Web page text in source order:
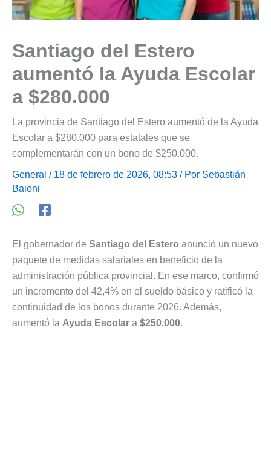
Santiago del Estero
aumentó la Ayuda Escolar
a $280.000
La provincia de Santiago del Estero aumentó de la Ayuda
Escolar a $280.000 para estatales que se
complementarán con un bono de $250.000.
General / 18 de febrero de 2026, 08:53 / Por Sebastián
Baioni
El gobernador de Santiago del Estero anunció un nuevo
paquete de medidas salariales en beneficio de la
administración pública provincial. En ese marco, confirmó
un incremento del 42,4% en el sueldo básico y ratificó la
continuidad de los bonos durante 2026. Además,
aumentó la Ayuda Escolar a $250.000.